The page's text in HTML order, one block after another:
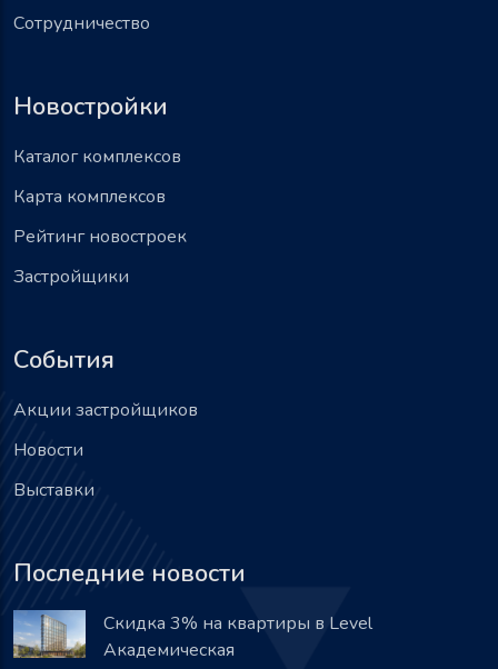
Сотрудничество
Новостройки
Каталог комплексов
Карта комплексов
Рейтинг новостроек
Застройщики
События
Акции застройщиков
Новости
Выставки
Последние новости
Скидка 3% на квартиры в Level
Академическая